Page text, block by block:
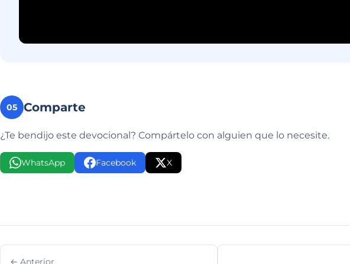
05 Comparte
¿Te bendijo este devocional? Compártelo con alguien que lo necesite.
WhatsApp Facebook X
← Anterior